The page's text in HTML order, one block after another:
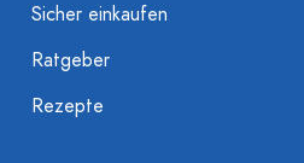
Sicher einkaufen
Ratgeber
Rezepte